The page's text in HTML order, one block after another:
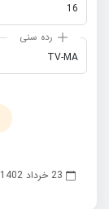
16
رده سنی
TV-MA
23 خرداد 1402